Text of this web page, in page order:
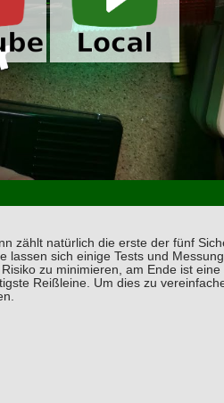
zählt natürlich die erste der fünf
lassen sich einige Tests und
zu minimieren, am Ende ist
Reißleine. Um dies zu